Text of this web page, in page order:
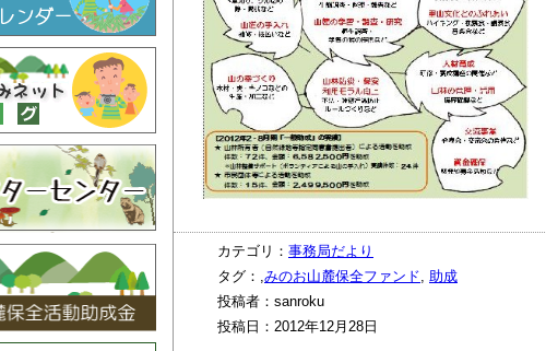
カテゴリ： 事務局だより
タグ：, みのお山麓保全ファンド
助成
投稿者：sanroku
投稿日：2012年12月28日